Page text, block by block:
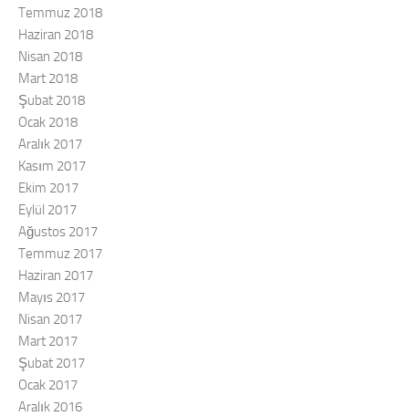
Temmuz 2018
Haziran 2018
Nisan 2018
Mart 2018
Şubat 2018
Ocak 2018
Aralık 2017
Kasım 2017
Ekim 2017
Eylül 2017
Ağustos 2017
Temmuz 2017
Haziran 2017
Mayıs 2017
Nisan 2017
Mart 2017
Şubat 2017
Ocak 2017
Aralık 2016